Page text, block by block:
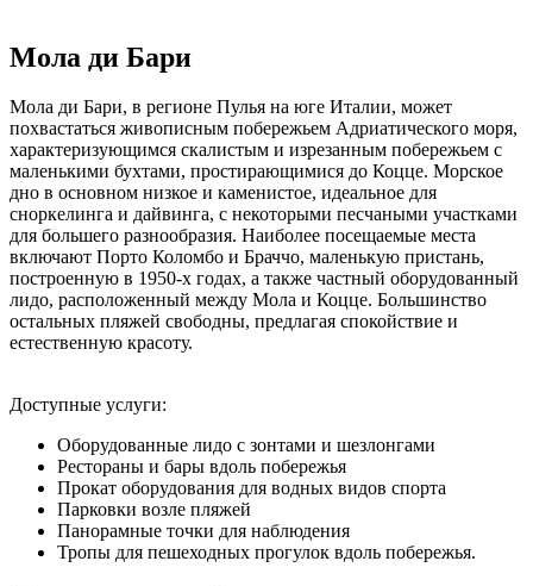
Мола ди Бари
Мола ди Бари, в регионе Пулья на юге Италии, может
похвастаться живописным побережьем Адриатического моря,
характеризующимся скалистым и изрезанным побережьем с
маленькими бухтами, простирающимися до Коцце. Морское
дно в основном низкое и каменистое, идеальное для
сноркелинга и дайвинга, с некоторыми песчаными участками
для большего разнообразия. Наиболее посещаемые места
включают Порто Коломбо и Браччо, маленькую пристань,
построенную в 1950-х годах, а также частный оборудованный
лидо, расположенный между Мола и Коцце. Большинство
остальных пляжей свободны, предлагая спокойствие и
естественную красоту.
Доступные услуги:
Оборудованные лидо с зонтами и шезлонгами
Рестораны и бары вдоль побережья
Прокат оборудования для водных видов спорта
Парковки возле пляжей
Панорамные точки для наблюдения
Тропы для пешеходных прогулок вдоль побережья.